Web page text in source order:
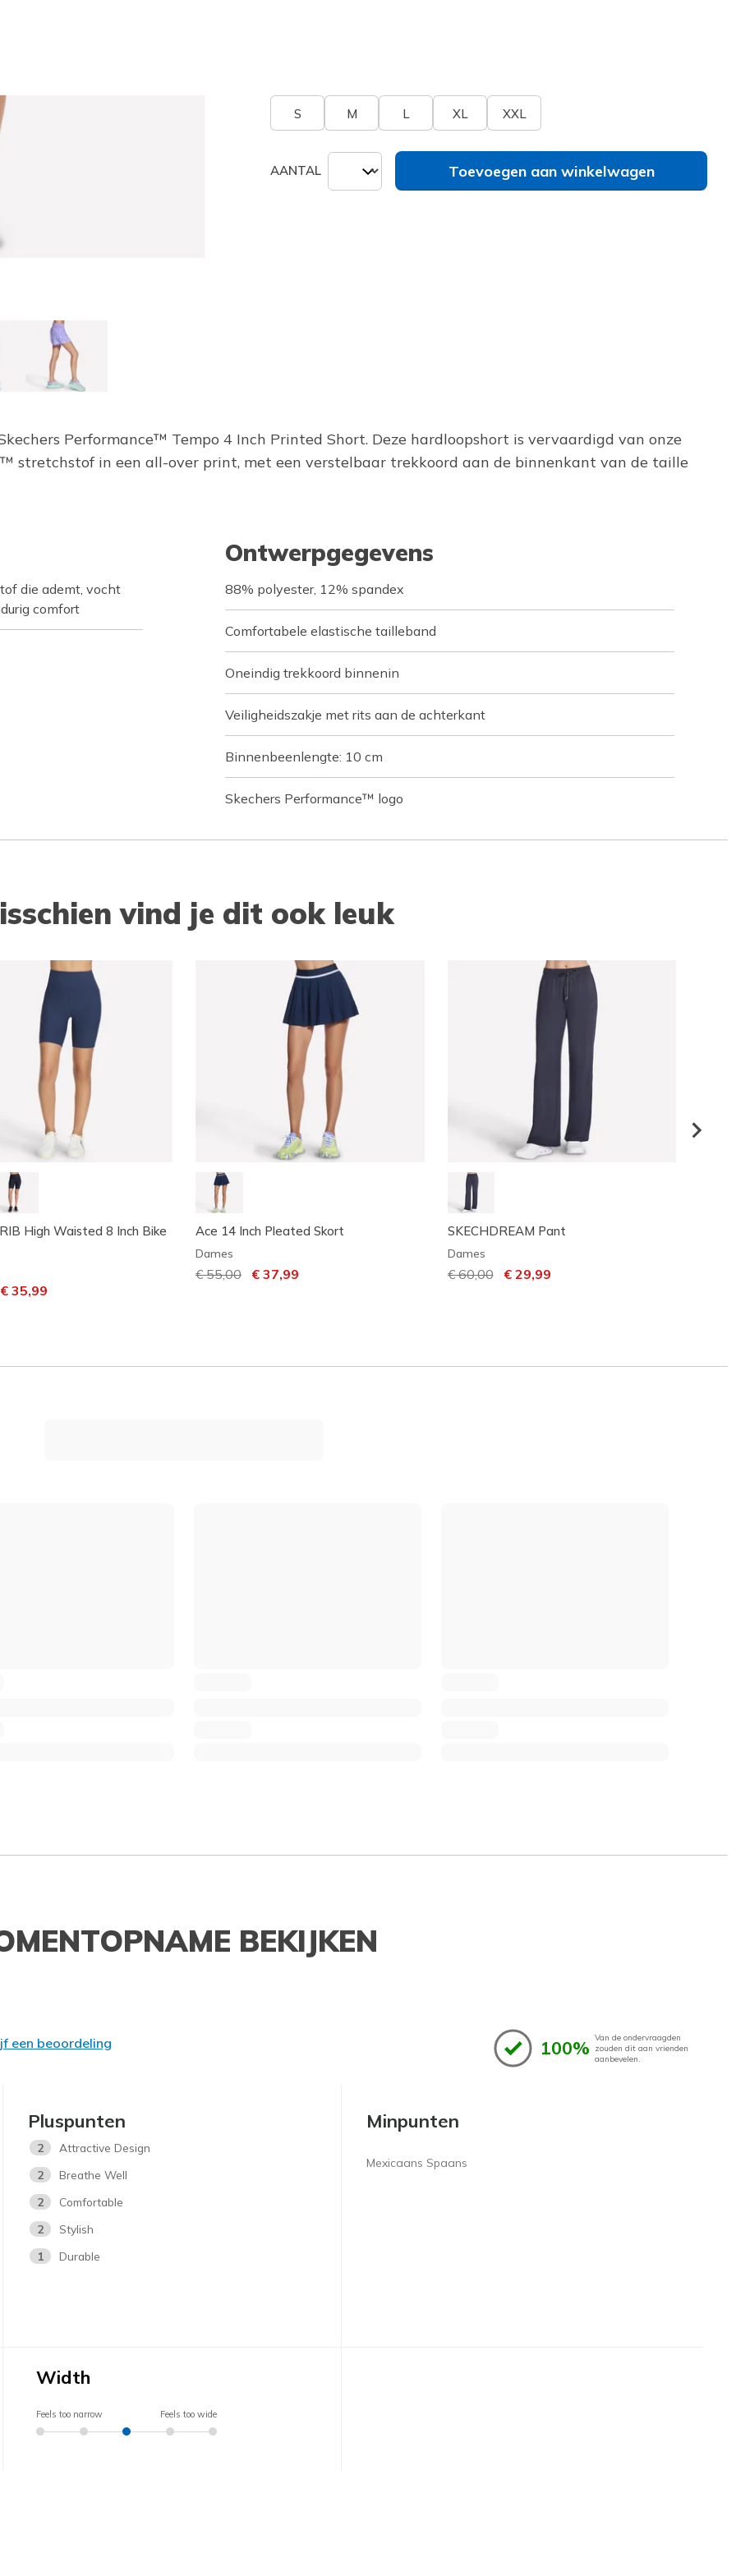
S M L XL XXL
AANTAL Toevoegen aan winkelwagen
Performance™ Tempo 4 Inch Printed Short. Deze hardloopshort is vervaardigd van onze
stretchstof in een all-over print, met een verstelbaar trekkoord aan de binnenkant van de taille
die ademt, vocht
comfort
Ontwerpgegevens
88% polyester, 12% spandex
Comfortabele elastische tailleband
Oneindig trekkoord binnenin
Veiligheidszakje met rits aan de achterkant
Binnenbeenlengte: 10 cm
Skechers Performance™ logo
vind je dit ook leuk
High Waisted 8 Inch Bike
van
€ 35,99
Ace 14 Inch Pleated Skort
Dames
Prijs verlaagd van
€ 55,00 naar
€ 37,99
SKECHDREAM Pant
Dames
Prijs verlaagd van
€ 60,00naar
€ 29,99
BEKIJKEN
een beoordeling 100% Van de ondervraagden
zouden dit aan vrienden
aanbevelen.
Pluspunten
2
Attractive Design
2
Breathe Well
2
Comfortable
2
Stylish
1
Durable
Minpunten
Mexicaans Spaans
Width
Feels too narrow Feels too wide